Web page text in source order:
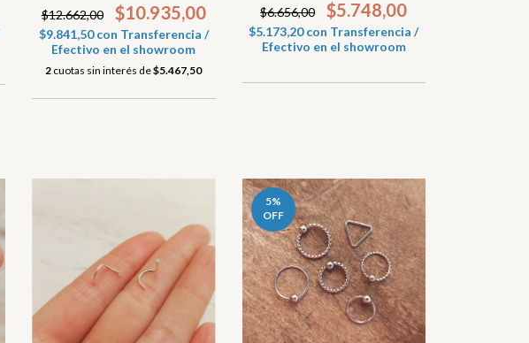
$12.662,00 $10.935,00
$9.841,50con Transferencia /
Efectivo en el showroom
2 cuotas sin interés de$5.467,50
$6.656,00 $5.748,00
$5.173,20con Transferencia /
Efectivo en el showroom
5%
OFF